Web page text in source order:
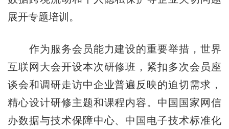
展开专题培训。
作为服务会员能力建设的重要举措，世界
互联网大会开设本次研修班，紧扣多次会员座
谈会和调研走访中企业普遍反映的迫切需求，
精心设计研修主题和课程内容。中国国家网信
办数据与技术保障中心、中国电子技术标准化